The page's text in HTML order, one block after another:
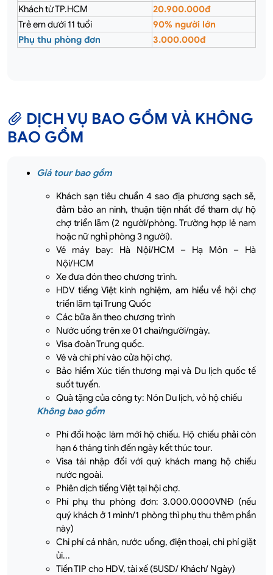
Khách từ TP.HCM
20.900.000đ
Trẻ em dưới 11 tuổi
90% người lớn
Phụ thu phòng đơn
3.000.000đ
DỊCH VỤ BAO GỒM VÀ KHÔNG
BAO GỒM
Giá tour bao gồm
Khách sạn tiêu chuẩn 4 sao địa phương sạch sẽ,
đảm bảo an ninh, thuận tiện nhất để tham dự hộ
chợ triển lãm (2 người/phòng. Trường hợp lẻ nam
hoặc nữ nghỉ phòng 3 người).
Vé máy bay: Hà Nội/HCM – Hạ Môn – Hà
Nội/HCM
Xe đưa đón theo chương trình.
HDV tiếng Việt kinh nghiệm, am hiểu về hội chợ
triển lãm tại Trung Quốc
Các bữa ăn theo chương trình
Nước uống trên xe 01 chai/người/ngày.
Visa đoàn Trung quốc.
Vé và chi phí vào cửa hội chợ.
Bảo hiểm Xúc tiến thương mại và Du lịch quốc tế
suốt tuyến.
Quà tặng của công ty: Nón Du lịch, vỏ hộ chiếu
Không bao gồm
Phí đổi hoặc làm mới hộ chiếu. Hộ chiếu phải còn
hạn 6 tháng tính đến ngày kết thúc tour.
Visa tái nhập đối với quý khách mang hộ chiếu
nước ngoài.
Phiên dịch tiếng Việt tại hội chợ.
Phí phụ thu phòng đơn: 3.000.0000VNĐ (nếu
quý khách ở 1 mình/1 phòng thì phụ thu thêm phần
này)
Chi phí cá nhân, nước uống, điện thoại, chi phí giặt
ủi...
Tiền TIP cho HDV, tài xế (5USD/ Khách/ Ngày)